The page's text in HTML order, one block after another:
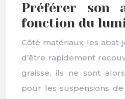
Préférer son
fonction du
Côté matériaux, les
d’être rapidement
graisse, ils ne sont
pour les suspensions